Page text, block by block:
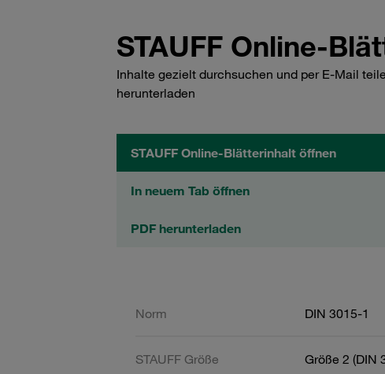
STAUFF Online-
Inhalte gezielt durchsuchen und per E-Mail
herunterladen
STAUFF Online-Blätterinhalt öffnen
In neuem Tab öffnen
PDF herunterladen
Norm DIN 3015-1
STAUFF Größe Größe 2 (DIN